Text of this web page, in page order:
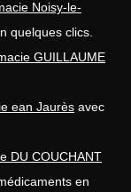
Noisy-le-
quelques clics.
GUILLAUME
ean Jaurès avec
DU COUCHANT
en